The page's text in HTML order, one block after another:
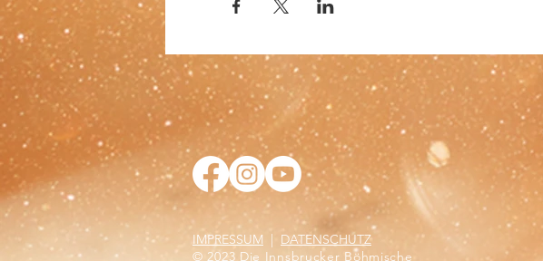
IMPRESSUM | DATENSCHUTZ
© 2023 Die Innsbrucker Böhmische